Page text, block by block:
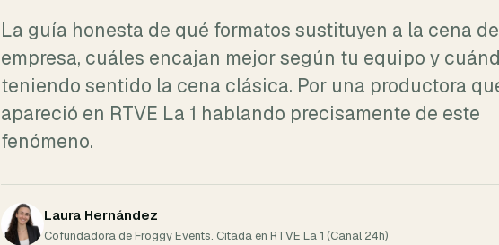
La guía honesta de qué formatos sustituyen a la cena de
empresa, cuáles encajan mejor según tu equipo y
teniendo sentido la cena clásica. Por una productora
apareció en RTVE La 1 hablando precisamente de este
fenómeno.
Laura Hernández
Cofundadora de Froggy Events. Citada en RTVE La 1 (Canal 24h)